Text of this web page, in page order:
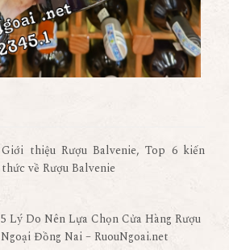
Giới thiệu Rượu Balvenie, Top 6 kiến
thức về Rượu Balvenie
5 Lý Do Nên Lựa Chọn Cửa Hàng Rượu
Ngoại Đồng Nai – RuouNgoai.net